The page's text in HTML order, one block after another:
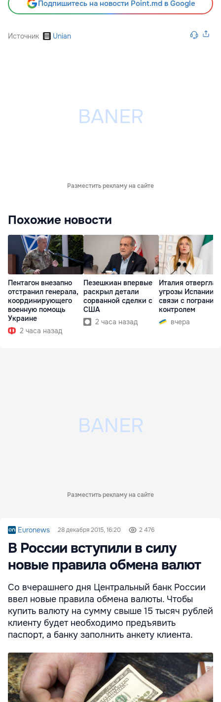
Подпишитесь на новости Point.md в Google
Источник Unian
Разместить рекламу на сайте
Похожие новости
Пентагон внезапно
отстранил генерала,
координирующего
военную помощь
Украине
2 часа назад
Пезешкиан впервые
раскрыл детали
сорванной сделки с
США
2 часа назад
Италия отвергла
угрозы Испании в
связи с
контролем
вчера
Разместить рекламу на сайте
Euronews 28 декабря 2015, 16:20 2 476
В России вступили в силу
новые правила обмена валют
Со вчерашнего дня Центральный банк России
ввел новые правила обмена валюты. Чтобы
купить валюту на сумму свыше 15 тысяч рублей
клиенту будет необходимо предъявить
паспорт, а банку заполнить анкету клиента.